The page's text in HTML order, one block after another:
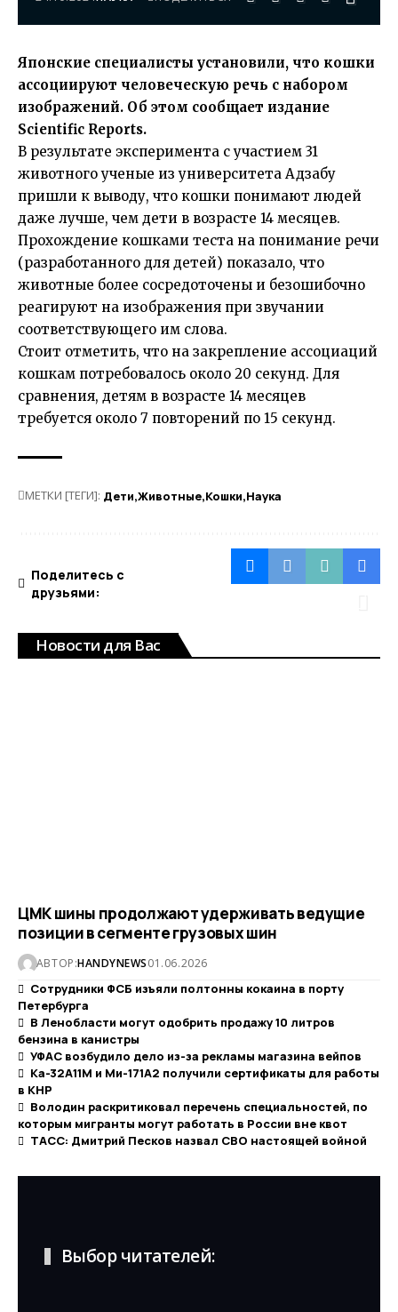
Японские специалисты установили, что кошки
ассоциируют человеческую речь с набором
изображений. Об этом сообщает издание
Scientific Reports.
В результате эксперимента с участием 31
животного ученые из университета Адзабу
пришли к выводу, что кошки понимают людей
даже лучше, чем дети в возрасте 14 месяцев.
Прохождение кошками теста на понимание речи
(разработанного для детей) показало, что
животные более сосредоточены и безошибочно
реагируют на изображения при звучании
соответствующего им слова.
Стоит отметить, что на закрепление ассоциаций
кошкам потребовалось около 20 секунд. Для
сравнения, детям в возрасте 14 месяцев
требуется около 7 повторений по 15 секунд.
МЕТКИ [ТЕГИ]: Дети Животные Кошки Наука
Поделитесь с
друзьями:
Новости для Вас
ЦМК шины продолжают удерживать ведущие
позиции в сегменте грузовых шин
АВТОР:HANDYNEWS01.06.2026
Сотрудники ФСБ изъяли полтонны кокаина в порту
Петербурга
В Ленобласти могут одобрить продажу 10 литров
бензина в канистры
УФАС возбудило дело из-за рекламы магазина вейпов
Ка-32А11М и Ми-171А2 получили сертификаты для работы
в КНР
Володин раскритиковал перечень специальностей, по
которым мигранты могут работать в России вне квот
ТАСС: Дмитрий Песков назвал СВО настоящей войной
Выбор читателей: